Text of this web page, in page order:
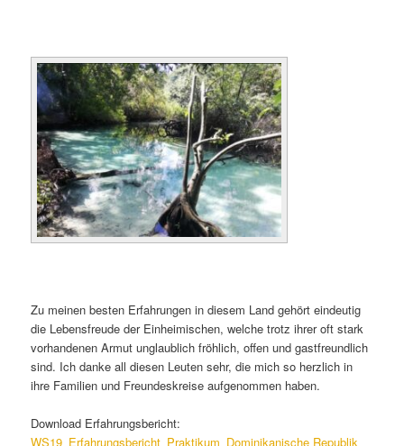
Zu meinen besten Erfahrungen in diesem Land gehört eindeutig
die Lebensfreude der Einheimischen, welche trotz ihrer oft stark
vorhandenen Armut unglaublich fröhlich, offen und gastfreundlich
sind. Ich danke all diesen Leuten sehr, die mich so herzlich in
ihre Familien und Freundeskreise aufgenommen haben.
Download Erfahrungsbericht:
WS19_Erfahrungsbericht_Praktikum_Dominikanische Republik